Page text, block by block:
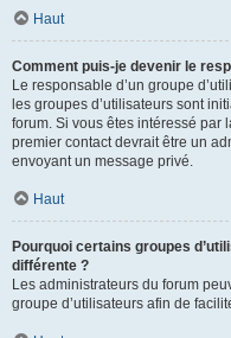
Haut
Comment puis-je devenir le
Le responsable d’un groupe
les groupes d’utilisateurs sont
forum. Si vous êtes intéressé par
premier contact devrait être un
envoyant un message privé.
Haut
Pourquoi certains groupes
différente ?
Les administrateurs du forum
groupe d’utilisateurs afin de